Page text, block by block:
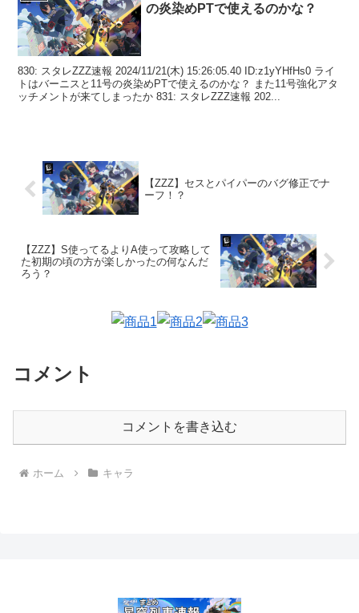
の炎染めPTで使えるのかな？
830: スタレZZZ速報 2024/11/21(木) 15:26:05.40 ID:z1yYHfHs0 ライ
トはバーニスと11号の炎染めPTで使えるのかな？ また11号強化アタ
ッチメントが来てしまったか 831: スタレZZZ速報 202...
【ZZZ】セスとパイパーのバグ修正でナ
ーフ！？
【ZZZ】S使ってるよりA使って攻略して
た初期の頃の方が楽しかったの何なんだ
ろう？
コメント
コメントを書き込む
ホーム キャラ